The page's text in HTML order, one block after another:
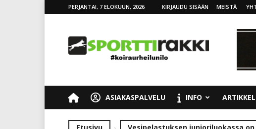
PERJANTAI, 7 ELOKUUN, 2026 KIRJAUDU SISÄÄN MEISTÄ
ASIAKASPALVELU INFO